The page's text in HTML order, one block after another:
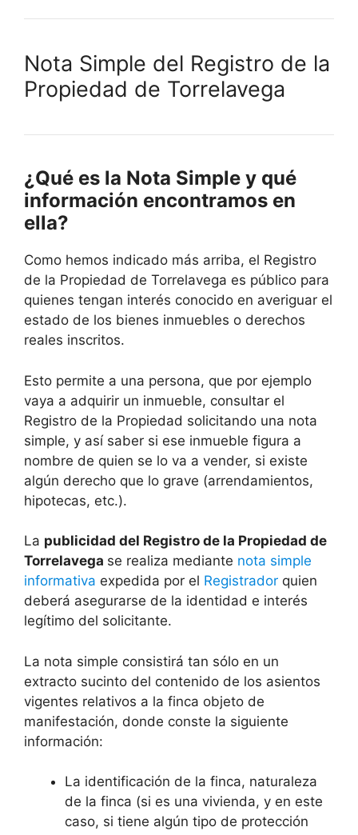
Nota Simple del Registro de la
Propiedad de Torrelavega
¿Qué es la Nota Simple y qué
información encontramos en
ella?
Como hemos indicado más arriba, el Registro
de la Propiedad de Torrelavega es público para
quienes tengan interés conocido en averiguar el
estado de los bienes inmuebles o derechos
reales inscritos.
Esto permite a una persona, que por ejemplo
vaya a adquirir un inmueble, consultar el
Registro de la Propiedad solicitando una nota
simple, y así saber si ese inmueble figura a
nombre de quien se lo va a vender, si existe
algún derecho que lo grave (arrendamientos,
hipotecas, etc.).
La publicidad del Registro de la Propiedad de
Torrelavega se realiza mediante nota simple
informativa expedida por el Registrador quien
deberá asegurarse de la identidad e interés
legítimo del solicitante.
La nota simple consistirá tan sólo en un
extracto sucinto del contenido de los asientos
vigentes relativos a la finca objeto de
manifestación, donde conste la siguiente
información:
La identificación de la finca, naturaleza
de la finca (si es una vivienda, y en este
caso, si tiene algún tipo de protección